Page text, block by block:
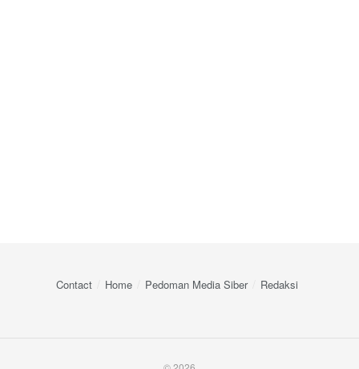
Contact Home Pedoman Media Siber Redaksi